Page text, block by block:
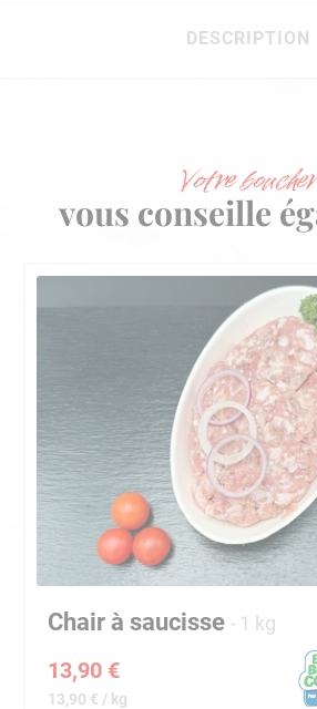
DESCRIPTION
Votre boucher
vous conseille
Chair à saucisse 1 kg
13,90 €
13,90 € / kg